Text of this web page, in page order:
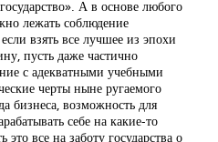
А в основе любого
лежать соблюдение
взять все лучшее из эпохи
пусть даже частично
с адекватными учебными
черты ныне ругаемого
бизнеса, возможность для
себе на какие-то
все на заботу государства о